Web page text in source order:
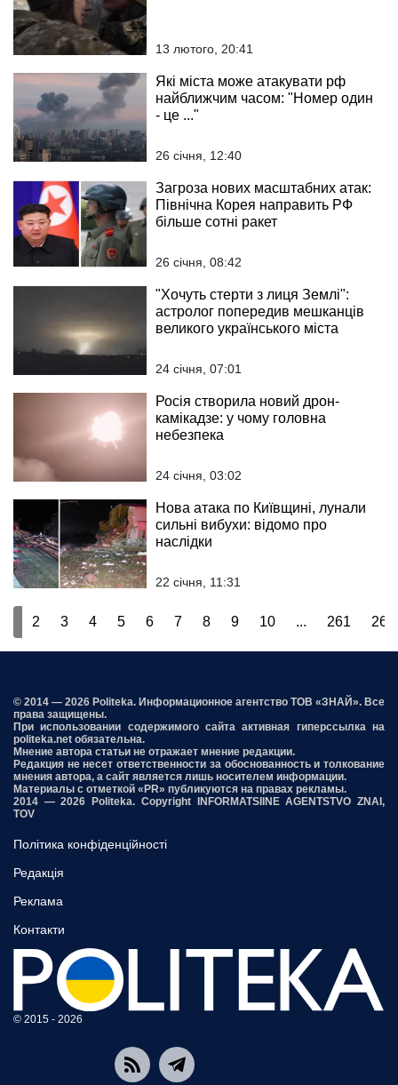
13 лютого, 20:41
Які міста може атакувати рф
найближчим часом: "Номер один
- це ..."
26 січня, 12:40
Загроза нових масштабних атак:
Північна Корея направить РФ
більше сотні ракет
26 січня, 08:42
"Хочуть стерти з лиця Землі":
астролог попередив мешканців
великого українського міста
24 січня, 07:01
Росія створила новий дрон-
камікадзе: у чому головна
небезпека
24 січня, 03:02
Нова атака по Київщині, лунали
сильні вибухи: відомо про
наслідки
22 січня, 11:31
2 3 4 5 6 7 8 9 10 ... 261 262
© 2014 — 2026 Politeka. Информационное агентство ТОВ «ЗНАЙ». Все
права защищены.
При использовании содержимого сайта активная гиперссылка на
politeka.net обязательна.
Мнение автора статьи не отражает мнение редакции.
Редакция не несет ответственности за обоснованность и толкование
мнения автора, а сайт является лишь носителем информации.
Материалы с отметкой «PR» публикуются на правах рекламы.
2014 — 2026 Politeka. Copyright INFORMATSIINE AGENTSTVO ZNAI,
TOV
Політика конфіденційності
Редакція
Реклама
Контакти
© 2015 - 2026